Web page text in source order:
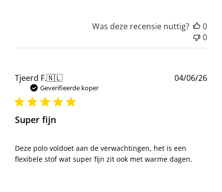
Was deze recensie nuttig?
0
0
Tjeerd F.🇳🇱
Geverifieerde koper
Super fijn
Deze polo voldoet aan de verwachtingen, het is een
flexibele stof wat super fijn zit ook met warme dagen.
04/06/26